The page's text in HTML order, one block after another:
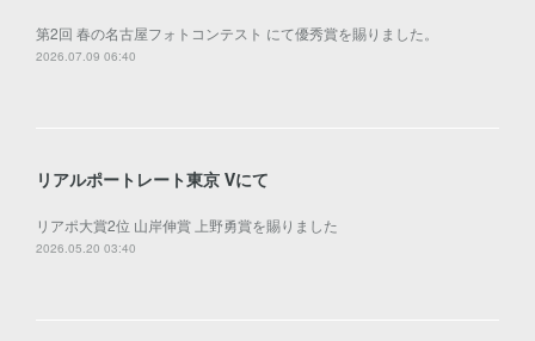
第2回 春の名古屋フォトコンテスト にて優秀賞を賜りました。
2026.07.09 06:40
リアルポートレート東京 Ⅴにて
リアポ大賞2位 山岸伸賞 上野勇賞を賜りました
2026.05.20 03:40